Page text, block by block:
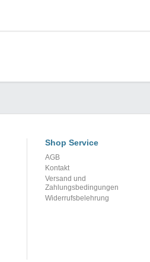
Shop Service
AGB
Kontakt
Versand und
Zahlungsbedingungen
Widerrufsbelehrung